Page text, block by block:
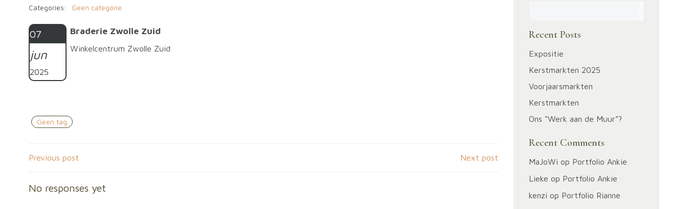
Categories:
Geen categorie
07
jun
2025
Braderie Zwolle Zuid
Winkelcentrum Zwolle Zuid
Geen tag
Bericht
navigatie
Previous post Next post
No responses yet
Recent Posts
Expositie
Kerstmarkten 2025
Voorjaarsmarkten
Kerstmarkten
Ons “Werk aan de Muur”?
Recent Comments
MaJoWi op Portfolio Ankie
Lieke op Portfolio Ankie
kenzi op Portfolio Rianne